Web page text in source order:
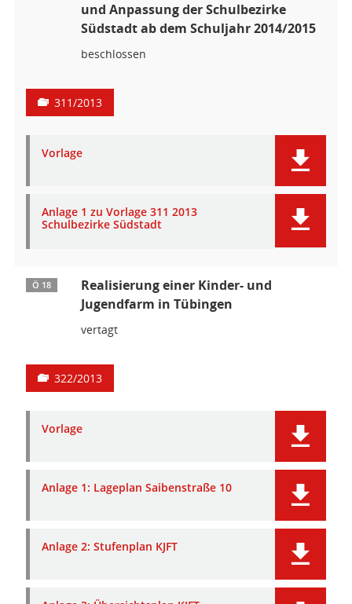
und Anpassung der Schulbezirke
Südstadt ab dem Schuljahr 2014/2015
beschlossen
311/2013
Vorlage
Anlage 1 zu Vorlage 311 2013
Schulbezirke Südstadt
Ö 18
Realisierung einer Kinder- und
Jugendfarm in Tübingen
vertagt
322/2013
Vorlage
Anlage 1: Lageplan Saibenstraße 10
Anlage 2: Stufenplan KJFT